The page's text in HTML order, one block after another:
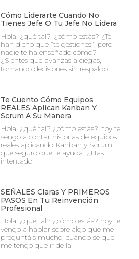
Cómo Liderarte Cuando No
Tienes Jefe O Tu Jefe No Lidera
Hola, ¿qué tal?, ¿cómo estás? ¿Te
han dicho que “te gestiones”, pero
nadie te ha enseñado cómo?
¿Sientes que avanzas a ciegas,
tomando decisiones sin respaldo
Te Cuento Cómo Equipos
REALES Aplican Kanban Y
Scrum A Su Manera
Hola, ¿qué tal? ¿cómo estás? hoy te
vengo a contar historias de equipos
reales aplicando Kanban y Scrum
que seguro que te ayuda. ¿Has
intentado
SEÑALES Claras Y PRIMEROS
PASOS En Tu Reinvención
Profesional
Hola, ¿qué tal? ¿cómo estás? hoy te
vengo a hablar sobre algo que me
preguntáis mucho, cuándo sé que
me tengo que ir de la